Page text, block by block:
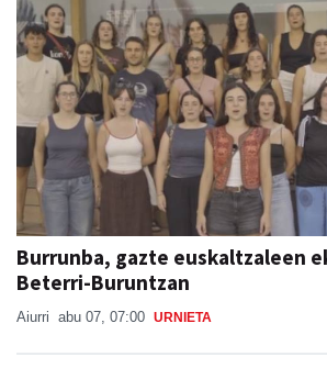
Burrunba, gazte euskaltzaleen
Beterri-Buruntzan
Aiurri abu 07, 07:00 URNIETA